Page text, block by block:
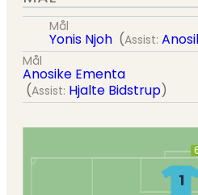
Mål
Yonis Njoh (Assist:
Mål
Anosike Ementa
(Assist: Hjalte Bidstrup)
1